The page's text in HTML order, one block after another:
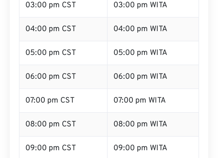
03:00 pm CST 03:00 pm WITA
04:00 pm CST 04:00 pm WITA
05:00 pm CST 05:00 pm WITA
06:00 pm CST 06:00 pm WITA
07:00 pm CST 07:00 pm WITA
08:00 pm CST 08:00 pm WITA
09:00 pm CST 09:00 pm WITA